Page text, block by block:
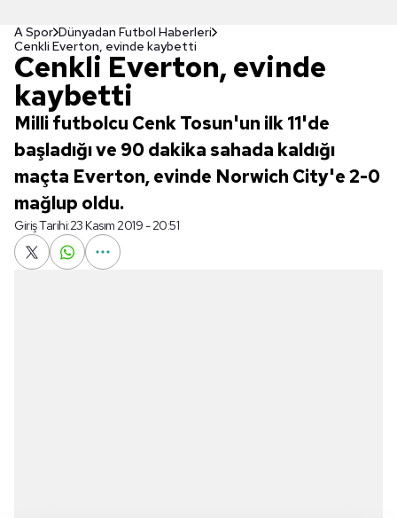
A Spor Dünyadan Futbol Haberleri
Cenkli Everton, evinde kaybetti
Cenkli Everton, evinde
kaybetti
Milli futbolcu Cenk Tosun'un ilk 11'de
başladığı ve 90 dakika sahada kaldığı
maçta Everton, evinde Norwich City'e 2-0
mağlup oldu.
Giriş Tarihi:23 Kasım 2019 - 20:51